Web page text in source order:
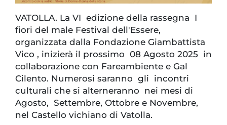
VATOLLA. La VI edizione della rassegna I
fiori del male Festival dell'Essere,
organizzata dalla Fondazione Giambattista
Vico , inizierà il prossimo 08 Agosto 2025 in
collaborazione con Fareambiente e Gal
Cilento. Numerosi saranno gli incontri
culturali che si alterneranno nei mesi di
Agosto, Settembre, Ottobre e Novembre,
nel Castello vichiano di Vatolla.